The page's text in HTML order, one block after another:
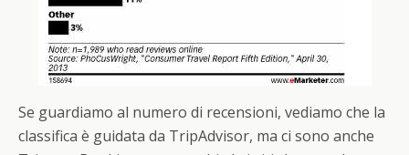
Se guardiamo al numero di recensioni, vediamo che la
classifica è guidata da TripAdvisor, ma ci sono anche